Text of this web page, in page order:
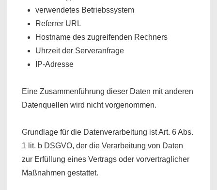
verwendetes Betriebssystem
Referrer URL
Hostname des zugreifenden Rechners
Uhrzeit der Serveranfrage
IP-Adresse
Eine Zusammenführung dieser Daten mit anderen
Datenquellen wird nicht vorgenommen.
Grundlage für die Datenverarbeitung ist Art. 6 Abs.
1 lit. b DSGVO, der die Verarbeitung von Daten
zur Erfüllung eines Vertrags oder vorvertraglicher
Maßnahmen gestattet.